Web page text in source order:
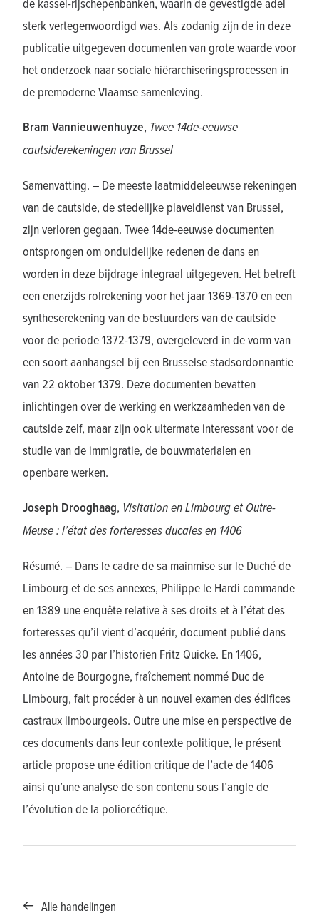
sterk vertegenwoordigd was. Als zodanig zijn de in deze
publicatie uitgegeven documenten van grote waarde voor
het onderzoek naar sociale hiërarchiseringsprocessen in
de premoderne Vlaamse samenleving.
Bram Vannieuwenhuyze, Twee 14de-eeuwse
cautsiderekeningen van Brussel
Samenvatting. – De meeste laatmiddeleeuwse rekeningen
van de cautside, de stedelijke plaveidienst van Brussel,
zijn verloren gegaan. Twee 14de-eeuwse documenten
ontsprongen om onduidelijke redenen de dans en
worden in deze bijdrage integraal uitgegeven. Het betreft
een enerzijds rolrekening voor het jaar 1369-1370 en een
syntheserekening van de bestuurders van de cautside
voor de periode 1372-1379, overgeleverd in de vorm van
een soort aanhangsel bij een Brusselse stadsordonnantie
van 22 oktober 1379. Deze documenten bevatten
inlichtingen over de werking en werkzaamheden van de
cautside zelf, maar zijn ook uitermate interessant voor de
studie van de immigratie, de bouwmaterialen en
openbare werken.
Joseph Drooghaag, Visitation en Limbourg et Outre-
Meuse : l’état des forteresses ducales en 1406
Résumé. – Dans le cadre de sa mainmise sur le Duché de
Limbourg et de ses annexes, Philippe le Hardi commande
en 1389 une enquête relative à ses droits et à l’état des
forteresses qu’il vient d’acquérir, document publié dans
les années 30 par l’historien Fritz Quicke. En 1406,
Antoine de Bourgogne, fraîchement nommé Duc de
Limbourg, fait procéder à un nouvel examen des édifices
castraux limbourgeois. Outre une mise en perspective de
ces documents dans leur contexte politique, le présent
article propose une édition critique de l’acte de 1406
ainsi qu’une analyse de son contenu sous l’angle de
l’évolution de la poliorcétique.
Alle handelingen